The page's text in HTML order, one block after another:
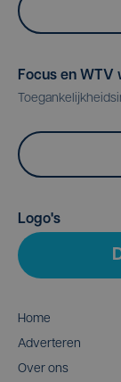
Focus en WTV
Logo's
Home
Adverteren
Over ons